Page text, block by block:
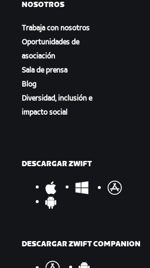
NOSOTROS
Trabaja con nosotros
Oportunidades de
asociación
Sala de prensa
Blog
Diversidad, inclusión e
impacto social
DESCARGAR ZWIFT
DESCARGAR ZWIFT COMPANION